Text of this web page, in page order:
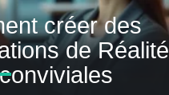
créer des
de Réalité